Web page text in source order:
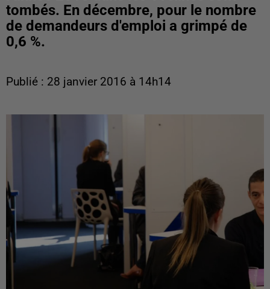
tombés. En décembre, pour le nombre
de demandeurs d'emploi a grimpé de
0,6 %.
Publié : 28 janvier 2016 à 14h14